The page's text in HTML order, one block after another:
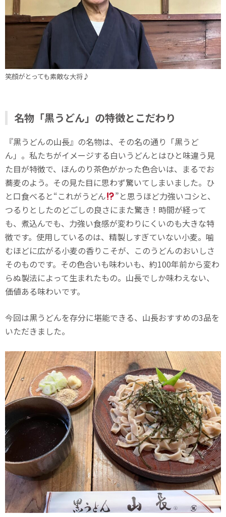
笑顔がとっても素敵な大将♪
名物「黒うどん」の特徴とこだわり
『黒うどんの山長』の名物は、その名の通り「黒うど
ん」。私たちがイメージする白いうどんとはひと味違う見
た目が特徴で、ほんのり茶色がかった色合いは、まるでお
蕎麦のよう。その見た目に思わず驚いてしまいました。ひ
と口食べると“これがうどん
”と思うほど力強いコシと、
つるりとしたのどごしの良さにまた驚き！時間が経って
も、煮込んでも、力強い食感が変わりにくいのも大きな特
徴です。使用しているのは、精製しすぎていない小麦。噛
むほどに広がる小麦の香りこそが、このうどんのおいしさ
そのものです。その色合いも味わいも、約100年前から変わ
らぬ製法によって生まれたもの。山長でしか味わえない、
価値ある味わいです。
今回は黒うどんを存分に堪能できる、山長おすすめの3品を
いただきました。